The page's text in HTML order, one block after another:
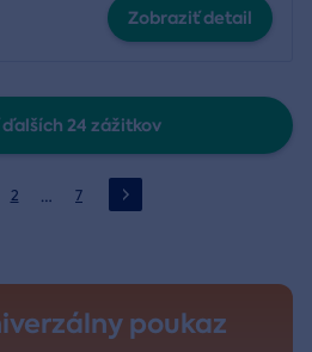
Zobraziť detail
24 zážitkov
2 … 7
poukaz